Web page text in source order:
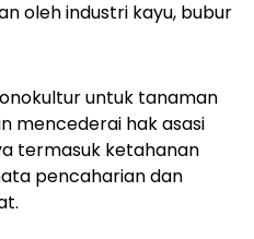
oleh industri kayu, bubur
untuk tanaman
mencederai hak asasi
termasuk ketahanan
pencaharian dan